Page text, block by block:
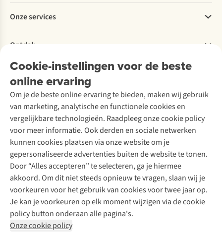
Cookie-instellingen voor de beste
online ervaring
Om je de beste online ervaring te bieden, maken wij gebruik
van marketing, analytische en functionele cookies en
vergelijkbare technologieën. Raadpleeg onze cookie policy
voor meer informatie. Ook derden en sociale netwerken
kunnen cookies plaatsen via onze website om je
gepersonaliseerde advertenties buiten de website te tonen.
Door “Alles accepteren” te selecteren, ga je hiermee
akkoord. Om dit niet steeds opnieuw te vragen, slaan wij je
voorkeuren voor het gebruik van cookies voor twee jaar op.
Je kan je voorkeuren op elk moment wijzigen via de cookie
policy button onderaan alle pagina's.
Onze cookie policy
Betalen
Levering
Retourneren
Bestelling herroepen
Garantie
Contact
Explore More
Verantwoord ondernemen
Over Ayacucho
Onze winkels
Over A.S.Adventure
Toegankelijkheidsverklaring
Onze services
Ski-onderhoud
Wasservice
Schoenonderhoud
Schoenherstelling
Kledingherstelling
Retouches
Voor bedrijven
Ontdek
A.S.Magazine
Podcast
Explore Academy
Explore Camp
Gear Check
Inspiratie & advies
Meld je aan voor de nieuwsbrief
Follow us
Disclaimer Privacy Policy
Algemene voorwaarden
Cookie Policy